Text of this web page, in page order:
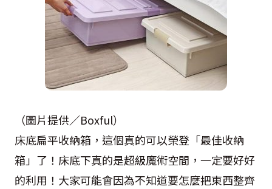
（圖片提供／Boxful）
床底扁平收納箱，這個真的可以榮登「最佳收納
箱」了！床底下真的是超級魔術空間，一定要好好
的利用！大家可能會因為不知道要怎麼把東西整齊